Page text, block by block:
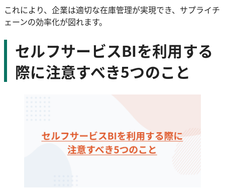
これにより、企業は適切な在庫管理が実現でき、サプライチ
ェーンの効率化が図れます。
セルフサービスBIを利用する
際に注意すべき5つのこと